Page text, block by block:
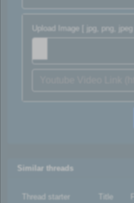
Upload Image [ jpg, png, jpeg ]
Similar threads
Thread starter Title